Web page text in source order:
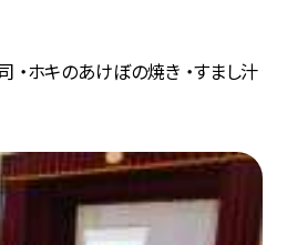
・ホキのあけぼの焼き ・すまし汁